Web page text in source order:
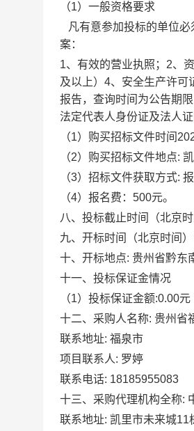
（1）一般资格要求
凡有意参加投标的单位必
案：
1、有效的营业执照；2、
及以上）4、安全生产许可
报告，查询时间为公告期
法定代表人身份证及法人
（1）购买招标文件时间
（2）购买招标文件地点:
（3）招标文件获取方式:
（4）报名费：500元。
八、投标截止时间（北京时
九、开标时间（北京时间）
十、开标地点: 贵州省黔东
十一、投标保证金情况
（1）投标保证金额:0.00元
十二、采购人名称: 贵州省
联系地址: 福泉市
项目联系人: 罗婷
联系电话: 18185955083
十三、采购代理机构全称:
联系地址: 凯里市未来城11